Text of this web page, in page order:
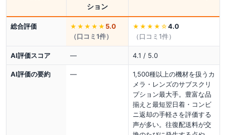
ション
総合評価 ★★★★★ 5.0
（口コミ1件）
★★★★ ☆ 4.0
（口コミ 1件）
AI評価スコア — 4.1 / 5.0
AI評価の要約 —
1,500種以上の機材を扱うカ
メラ・レンズのサブスクリ
プション最大手。豊富な品
揃えと最短翌日着・コンビ
ニ返却の手軽さを評価する
声が多い。往復配送料が交